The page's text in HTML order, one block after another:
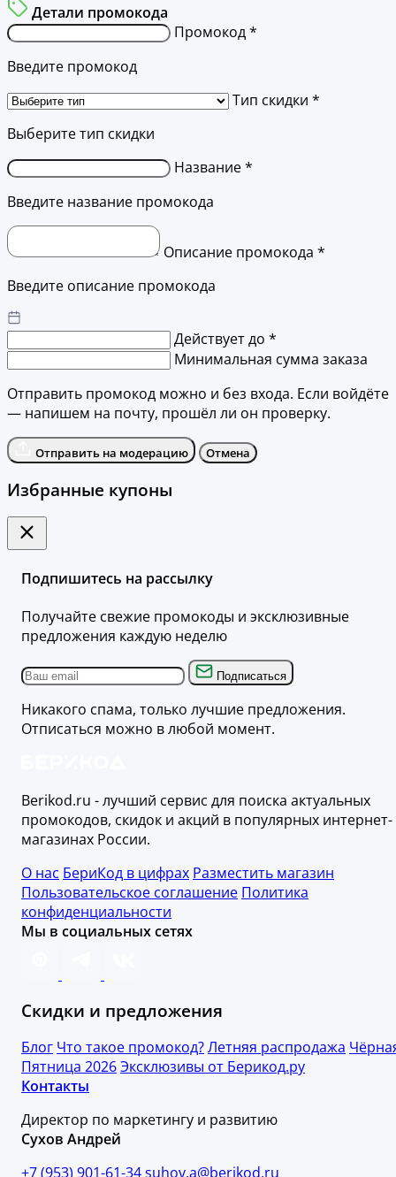
Детали промокода
Промокод *
Введите промокод
Тип скидки *
Выберите тип скидки
Название *
Введите название промокода
Описание промокода *
Введите описание промокода
Действует до *
Минимальная сумма заказа
Отправить промокод можно и без входа. Если войдёте
— напишем на почту, прошёл ли он проверку.
Отправить на модерацию Отмена
Избранные купоны
Подпишитесь на рассылку
Получайте свежие промокоды и эксклюзивные
предложения каждую неделю
Подписаться
Никакого спама, только лучшие предложения.
Отписаться можно в любой момент.
Berikod.ru - лучший сервис для поиска актуальных
промокодов, скидок и акций в популярных интернет-
магазинах России.
О нас БериКод в цифрах Разместить магазин
Пользовательское соглашение Политика
конфиденциальности
Мы в социальных сетях
Скидки и предложения
Блог Что такое промокод?Летняя распродажа
Пятница 2026Эксклюзивы от Берикод.ру
Контакты
Директор по маркетингу и развитию
Сухов Андрей
+7 (953) 901-61-34suhov.a@berikod.ru